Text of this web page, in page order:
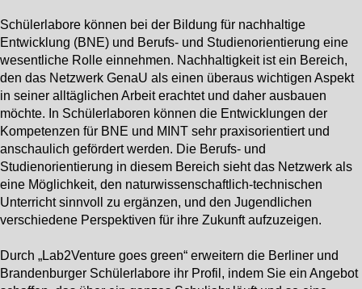
Schülerlabore können bei der Bildung für nachhaltige
Entwicklung (BNE) und Berufs- und Studienorientierung eine
wesentliche Rolle einnehmen. Nachhaltigkeit ist ein Bereich,
den das Netzwerk GenaU als einen überaus wichtigen Aspekt
in seiner alltäglichen Arbeit erachtet und daher ausbauen
möchte. In Schülerlaboren können die Entwicklungen der
Kompetenzen für BNE und MINT sehr praxisorientiert und
anschaulich gefördert werden. Die Berufs- und
Studienorientierung in diesem Bereich sieht das Netzwerk als
eine Möglichkeit, den naturwissenschaftlich-technischen
Unterricht sinnvoll zu ergänzen, und den Jugendlichen
verschiedene Perspektiven für ihre Zukunft aufzuzeigen.
Durch „Lab2Venture goes green“ erweitern die Berliner und
Brandenburger Schülerlabore ihr Profil, indem Sie ein Angebot